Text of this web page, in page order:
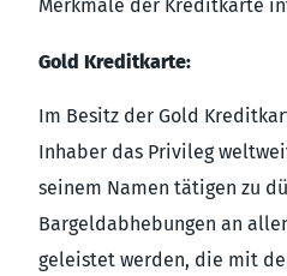
Merkmale der Kreditkarte
Gold Kreditkarte:
Im Besitz der Gold
Inhaber das Privileg
seinem Namen tätigen zu
Bargeldabhebungen an
geleistet werden, die mit